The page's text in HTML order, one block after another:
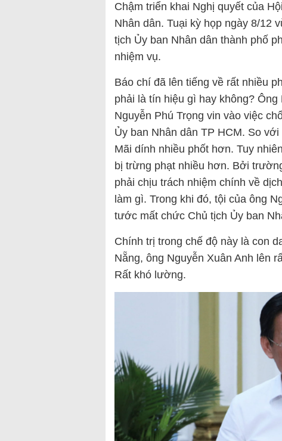
Chậm triển khai Nghị quyết của
Nhân dân. Tuại kỳ họp ngày 8/12
tịch Ủy ban Nhân dân thành phố
nhiệm vụ.
Báo chí đã lên tiếng về rất nhiều
phải là tín hiệu gì hay không?
Nguyễn Phú Trọng vin vào việc
Ủy ban Nhân dân TP HCM. So
Mãi dính nhiều phốt hơn. Tuy
bị trừng phạt nhiều hơn. Bởi
phải chịu trách nhiệm chính về
làm gì. Trong khi đó, tội của ông
tước mất chức Chủ tịch Ủy ban
Chính trị trong chế độ này là con
Nẵng, ông Nguyễn Xuân Anh lên
Rất khó lường.